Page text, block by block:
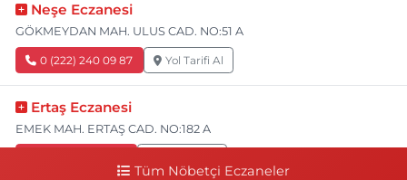
Neşe Eczanesi
GÖKMEYDAN MAH. ULUS CAD. NO:51 A
0 (222) 240 09 87 Yol Tarifi Al
Ertaş Eczanesi
EMEK MAH. ERTAŞ CAD. NO:182 A
Tüm Nöbetçi Eczaneler